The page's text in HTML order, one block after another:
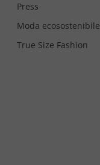
Press
Moda ecosostenibile
True Size Fashion